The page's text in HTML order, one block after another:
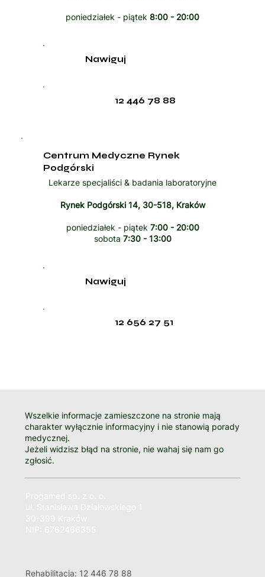
poniedziałek - piątek 8:00 - 20:00
12 446 78 88
Nawiguj
Centrum Medyczne Rynek
Podgórski
Lekarze specjaliści & badania laboratoryjne
Rynek Podgórski 14, 30-518, Kraków
poniedziałek - piątek 7:00 - 20:00
sobota 7:30 - 13:00
12 656 27 51
Nawiguj
Wszelkie informacje zamieszczone na stronie mają
charakter wyłącznie informacyjny i nie stanowią porady
medycznej.
Jeżeli widzisz błąd na stronie, nie wahaj się nam go
zgłosić.
Rehabilitacja: 12 446 78 88